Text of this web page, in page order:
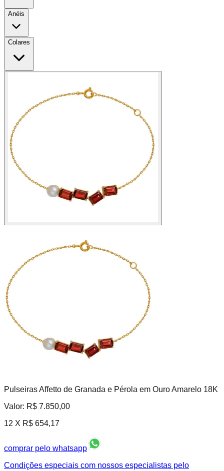
Anéis
Colares
Pulseiras Affetto de Granada e Pérola em Ouro Amarelo 18K
Valor: R$ 7.850,00
12 X R$ 654,17
comprar pelo whatsapp
Condições especiais com nossos especialistas pelo